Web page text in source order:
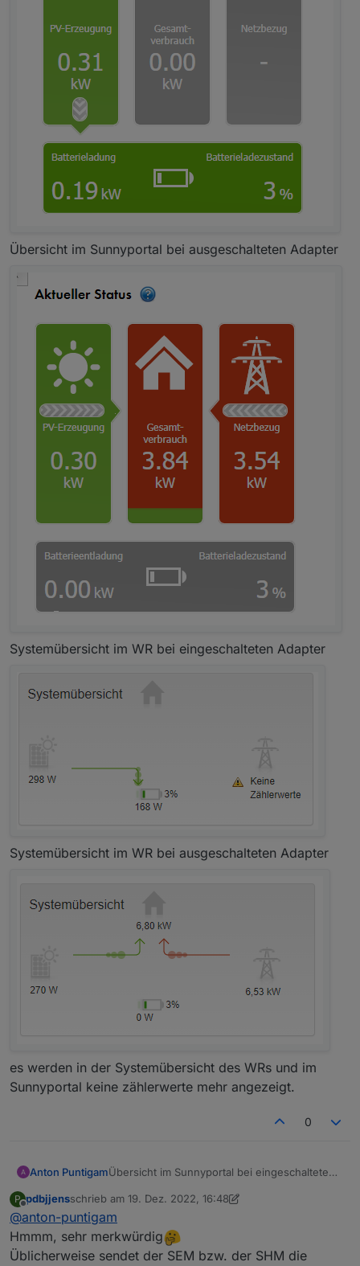
Übersicht im Sunnyportal bei ausgeschalteten Adapter
Systemübersicht im WR bei eingeschalteten Adapter
Systemübersicht im WR bei ausgeschalteten Adapter
es werden in der Systemübersicht des WRs und im
Sunnyportal keine zählerwerte mehr angezeigt.
0
Anton PuntigamÜbersicht im Sunnyportal bei eingeschalteten
P
Offline
pdbjjensschrieb am 19. Dez. 2022, 16:48
zuletzt editiert von pdbjjens
@anton-puntigam
Hmmm, sehr merkwürdig
Üblicherweise sendet der SEM bzw. der SHM die